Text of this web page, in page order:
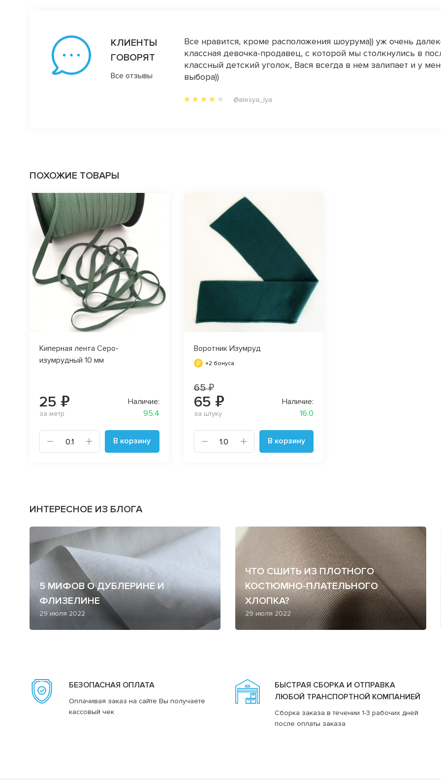
КЛИЕНТЫ
ГОВОРЯТ
Все отзывы
тканей, спасибо посылочку, всё
Все нравится, кроме расположения шоурума)) уж очень
классная девочка-продавец, с которой мы столкнулись в
классный детский уголок, Вася всегда в нем залипает и у
выбора))
@alesya_lya
ПОХОЖИЕ ТОВАРЫ
Киперная лента Серо-
изумрудный 10 мм
25 ₽
за метр
Наличие:
95.4
В корзину
Воротник Изумруд
+2 бонуса
65 ₽
65 ₽
за штуку
Наличие:
16.0
В корзину
ИНТЕРЕСНОЕ ИЗ БЛОГА
5 МИФОВ О ДУБЛЕРИНЕ И
ФЛИЗЕЛИНЕ
29 июля 2022
ЧТО СШИТЬ ИЗ ПЛОТНОГО
КОСТЮМНО-ПЛАТЕЛЬНОГО
ХЛОПКА?
29 июля 2022
БЕЗОПАСНАЯ ОПЛАТА
Оплачивая заказ на сайте Вы получаете
кассовый чек
БЫСТРАЯ СБОРКА И ОТПРАВКА
ЛЮБОЙ ТРАНСПОРТНОЙ КОМПАНИЕЙ
Сборка заказа в течении 1-3 рабочих дней
после оплаты заказа